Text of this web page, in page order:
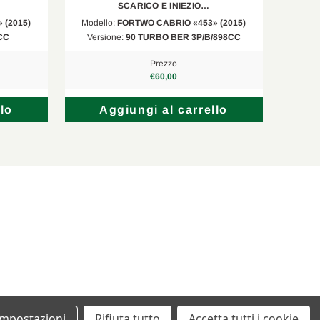
(2015)
SCARICO E INIEZIO…
Modello: FORTWO CABRIO «453» (2015)
Versione: 90 TURBO BER 3P/B/898CC
Prezzo
€60,00
Aggiungi al carrello